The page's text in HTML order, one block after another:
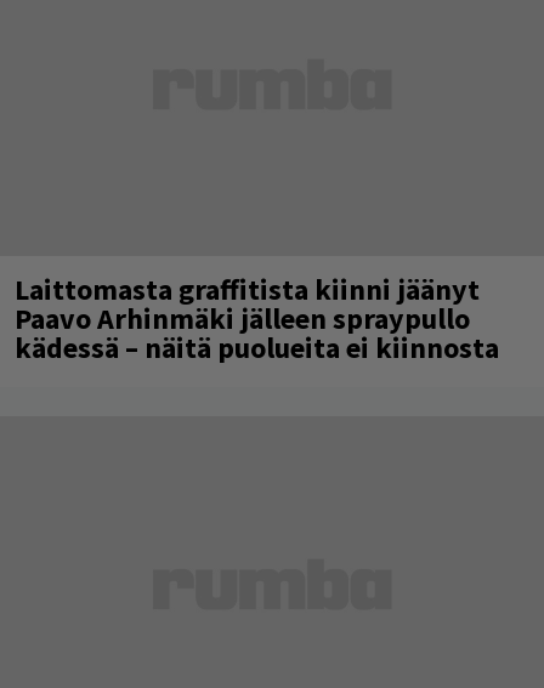
Laittomasta graffitista kiinni jäänyt
Paavo Arhinmäki jälleen spraypullo
kädessä – näitä puolueita ei kiinnosta